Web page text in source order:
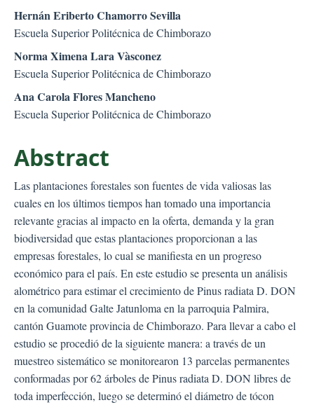
Hernán Eriberto Chamorro Sevilla
Escuela Superior Politécnica de Chimborazo
Norma Ximena Lara Vàsconez
Escuela Superior Politécnica de Chimborazo
Ana Carola Flores Mancheno
Escuela Superior Politécnica de Chimborazo
Abstract
Las plantaciones forestales son fuentes de vida valiosas las
cuales en los últimos tiempos han tomado una importancia
relevante gracias al impacto en la oferta, demanda y la gran
biodiversidad que estas plantaciones proporcionan a las
empresas forestales, lo cual se manifiesta en un progreso
económico para el país. En este estudio se presenta un análisis
alométrico para estimar el crecimiento de Pinus radiata D. DON
en la comunidad Galte Jatunloma en la parroquia Palmira,
cantón Guamote provincia de Chimborazo. Para llevar a cabo el
estudio se procedió de la siguiente manera: a través de un
muestreo sistemático se monitorearon 13 parcelas permanentes
conformadas por 62 árboles de Pinus radiata D. DON libres de
toda imperfección, luego se determinó el diámetro de tócon